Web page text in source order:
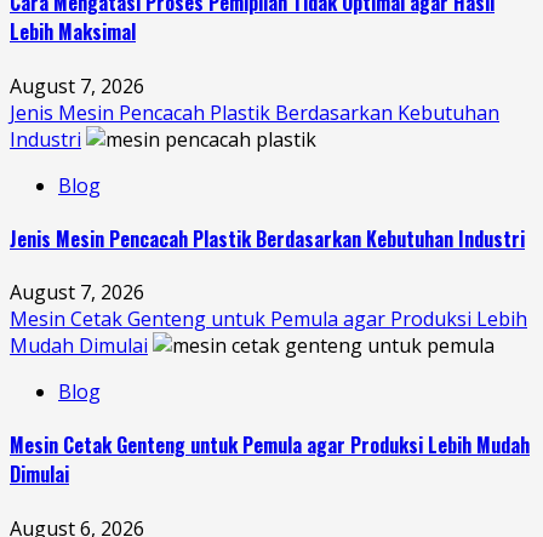
Lebih Maksimal
August 7, 2026
Jenis Mesin Pencacah Plastik Berdasarkan Kebutuhan
Industri
Blog
Jenis Mesin Pencacah Plastik Berdasarkan Kebutuhan Industri
August 7, 2026
Mesin Cetak Genteng untuk Pemula agar Produksi Lebih
Mudah Dimulai
Blog
Mesin Cetak Genteng untuk Pemula agar Produksi Lebih Mudah
Dimulai
August 6, 2026